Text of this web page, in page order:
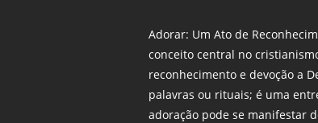
Adorar: Um Ato de
conceito central no
reconhecimento e devoção a
palavras ou rituais; é uma
adoração pode se manifestar